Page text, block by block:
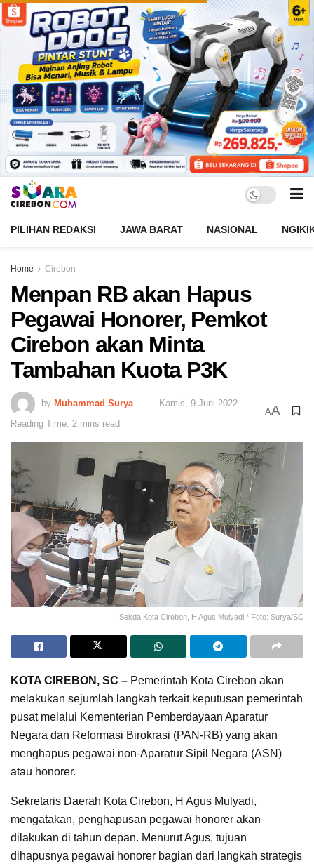
PILIHAN REDAKSI JAWA BARAT NASIONAL
Home Cirebon
Menpan RB akan Hapus
Pegawai Honorer, Pemkot
Cirebon akan Minta
Tambahan Kuota P3K
by Muhammad Surya
Kamis, 9 Juni 2022
Reading Time: 2 mins read
AA
Sekda Kota Cirebon, H Agus Mulyadi.* Foto: Surya/SC
KOTA CIREBON, SC – Pemerintah Kota Cirebon akan
melakukan sejumlah langkah terkait keputusan pemerintah
pusat melalui Kementerian Pemberdayaan Aparatur
Negara dan Reformasi Birokrasi (PAN-RB) yang akan
menghapus pegawai non-Aparatur Sipil Negara (ASN)
atau honorer.
Sekretaris Daerah Kota Cirebon, H Agus Mulyadi,
mengatakan, penghapusan pegawai honorer akan
dilakukan di tahun depan. Menurut Agus, tujuan
dihapusnya pegawai honorer bagian dari langkah strategis